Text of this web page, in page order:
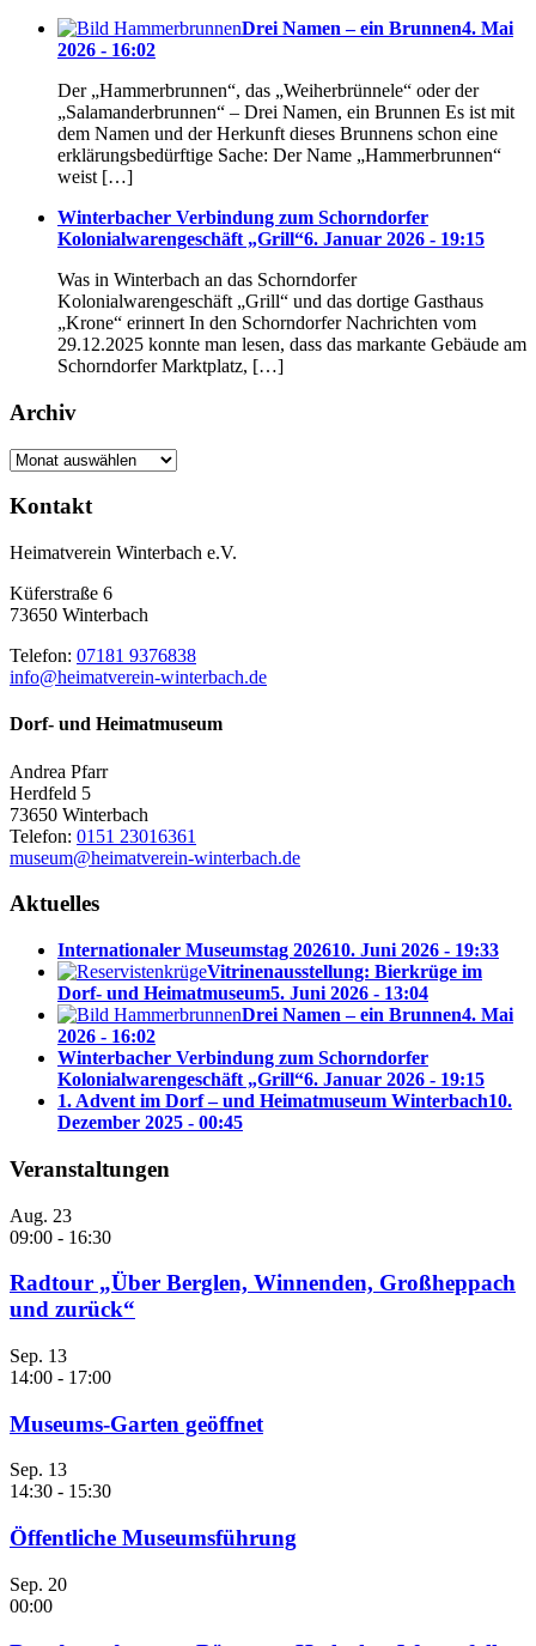
Drei Namen – ein Brunnen4. Mai
2026 - 16:02
Der „Hammerbrunnen“, das „Weiherbrünnele“ oder der
„Salamanderbrunnen“ – Drei Namen, ein Brunnen Es ist mit
dem Namen und der Herkunft dieses Brunnens schon eine
erklärungsbedürftige Sache: Der Name „Hammerbrunnen“
weist […]
Winterbacher Verbindung zum Schorndorfer
Kolonialwarengeschäft „Grill“6. Januar 2026 - 19:15
Was in Winterbach an das Schorndorfer
Kolonialwarengeschäft „Grill“ und das dortige Gasthaus
„Krone“ erinnert In den Schorndorfer Nachrichten vom
29.12.2025 konnte man lesen, dass das markante Gebäude am
Schorndorfer Marktplatz, […]
Archiv
Archiv
Kontakt
Heimatverein Winterbach e.V.
Küferstraße 6
73650 Winterbach
Telefon: 07181 9376838
info@heimatverein-winterbach.de
Dorf- und Heimatmuseum
Andrea Pfarr
Herdfeld 5
73650 Winterbach
Telefon: 0151 23016361
museum@heimatverein-winterbach.de
Aktuelles
Internationaler Museumstag 202610. Juni 2026 - 19:33
Vitrinenausstellung: Bierkrüge im
Dorf- und Heimatmuseum5. Juni 2026 - 13:04
Drei Namen – ein Brunnen4. Mai
2026 - 16:02
Winterbacher Verbindung zum Schorndorfer
Kolonialwarengeschäft „Grill“6. Januar 2026 - 19:15
1. Advent im Dorf – und Heimatmuseum Winterbach10.
Dezember 2025 - 00:45
Veranstaltungen
Aug. 23
09:00 - 16:30
Radtour „Über Berglen, Winnenden, Großheppach
und zurück“
Sep. 13
14:00 - 17:00
Museums-Garten geöffnet
Sep. 13
14:30 - 15:30
Öffentliche Museumsführung
Sep. 20
00:00